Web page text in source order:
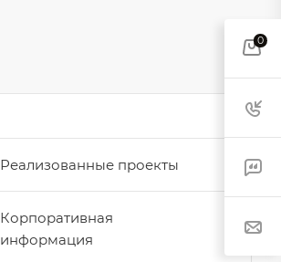
Реализованные проекты
Корпоративная
информация
0